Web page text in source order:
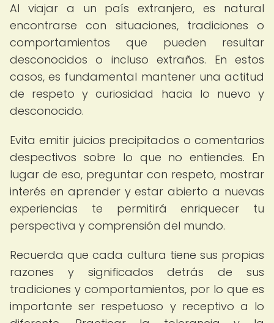
Al viajar a un país extranjero, es natural
encontrarse con situaciones, tradiciones o
comportamientos que pueden resultar
desconocidos o incluso extraños. En estos
casos, es fundamental mantener una actitud
de respeto y curiosidad hacia lo nuevo y
desconocido.
Evita emitir juicios precipitados o comentarios
despectivos sobre lo que no entiendes. En
lugar de eso, preguntar con respeto, mostrar
interés en aprender y estar abierto a nuevas
experiencias te permitirá enriquecer tu
perspectiva y comprensión del mundo.
Recuerda que cada cultura tiene sus propias
razones y significados detrás de sus
tradiciones y comportamientos, por lo que es
importante ser respetuoso y receptivo a lo